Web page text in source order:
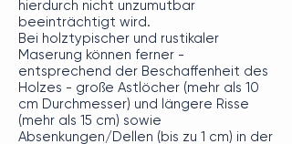
hierdurch nicht unzumutbar
beeinträchtigt wird.
Bei holztypischer und rustikaler
Maserung können ferner -
entsprechend der Beschaffenheit des
Holzes - große Astlöcher (mehr als 10
cm Durchmesser) und längere Risse
(mehr als 15 cm) sowie
Absenkungen/Dellen (bis zu 1 cm) in der